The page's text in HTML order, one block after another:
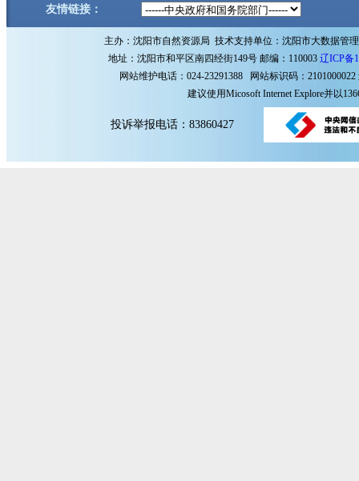
友情链接：
主办：沈阳市自然资源局 技术支持单位：沈阳市大数据管
地址：沈阳市和平区南四经街149号 邮编：110003 辽ICP备
网站维护电话：024-23291388 网站标识码：2101000022
建议使用Micosoft Internet Explore并以
投诉举报电话：83860427